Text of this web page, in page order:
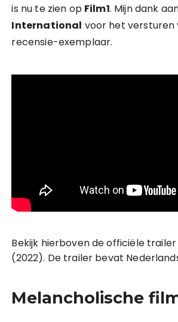
is nu te zien op Film1. Mijn dank
International voor het versturen
recensie-exemplaar.
Bekijk hierboven de officiële
(2022). De trailer bevat
Melancholische